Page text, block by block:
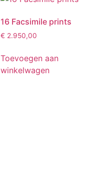
16 Facsimile prints
€ 2.950,00
Toevoegen aan
winkelwagen